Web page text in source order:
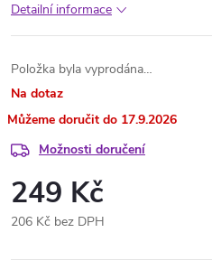
Detailní informace
Položka byla vyprodána…
Na dotaz
17.9.2026
Možnosti doručení
249 Kč
206 Kč bez DPH
cena: